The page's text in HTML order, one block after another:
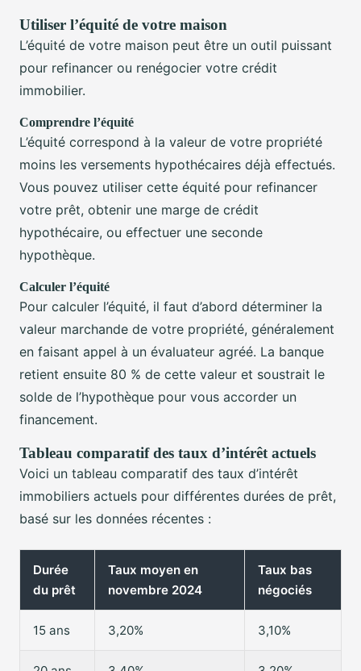
Utiliser l’équité de votre maison
L’équité de votre maison peut être un outil puissant
pour refinancer ou renégocier votre crédit
immobilier.
Comprendre l’équité
L’équité correspond à la valeur de votre propriété
moins les versements hypothécaires déjà effectués.
Vous pouvez utiliser cette équité pour refinancer
votre prêt, obtenir une marge de crédit
hypothécaire, ou effectuer une seconde
hypothèque.
Calculer l’équité
Pour calculer l’équité, il faut d’abord déterminer la
valeur marchande de votre propriété, généralement
en faisant appel à un évaluateur agréé. La banque
retient ensuite 80 % de cette valeur et soustrait le
solde de l’hypothèque pour vous accorder un
financement.
Tableau comparatif des taux d’intérêt actuels
Voici un tableau comparatif des taux d’intérêt
immobiliers actuels pour différentes durées de prêt,
basé sur les données récentes :
Durée
du prêt
Taux moyen en
novembre 2024
Taux bas
négociés
15 ans 3,20% 3,10%